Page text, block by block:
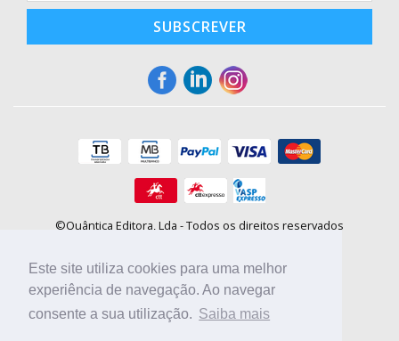
Este site utiliza cookies para uma melhor
experiência de navegação. Ao navegar
consente a sua utilização. Saiba mais
SUBSCREVER
©Quântica Editora, Lda - Todos os direitos reservados
E-mail: info@booki.pt
Tel.: +351 220 104 872(custo de chamada para a rede fixa